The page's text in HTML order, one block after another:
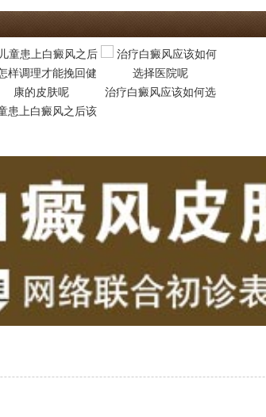
患上白癜风之后该
治疗白癜风应该如何选